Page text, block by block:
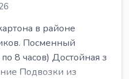
в районе
Посменный
8 часов) Достойная з
Подвозки из